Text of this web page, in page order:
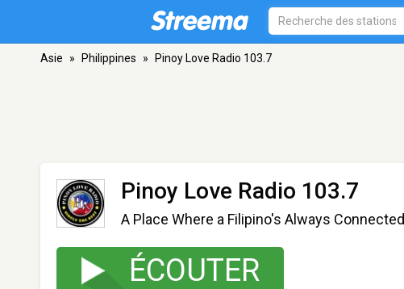
Asie » Philippines » Pinoy Love Radio 103.7
Pinoy Love Radio 103.7
A Place Where a Filipino's Always Connected
ÉCOUTER